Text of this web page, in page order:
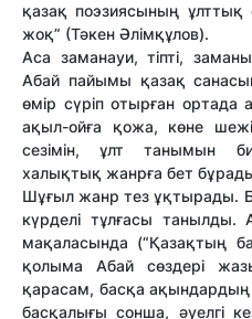
қазақ поэзиясының ұлттық
жоқ” (Тәкен Әлімқұлов).
Аса заманауи, тіпті,
Абай пайымы қазақ
өмір сүріп отырған ортада
ақыл-ойға қожа, көне
сезімін, ұлт танымын
халықтық жанрға бет
Шұғыл жанр тез ұқтырады.
күрделі тұлғасы танылды.
мақаласында (“Қазақтың
қолыма Абай сөздері
қарасам, басқа ақындардың
басқалығы сонша, әуелгі